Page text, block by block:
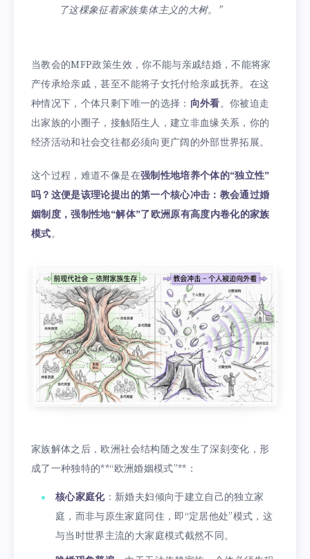
了这棵象征着家族集体主义的大树。”
当教会的MFP政策生效，你不能与亲戚结婚，不能将家
产传承给亲戚，甚至不能将子女托付给亲戚抚养。在这
种情况下，个体只剩下唯一的选择： 向外看。你被迫走
出家族的小圈子，接触陌生人，建立非血缘关系，你的
经济活动和社会交往都必须向更广阔的外部世界拓展。
这个过程，难道不像是在强制性地培养个体的“独立性”
吗？这便是该理论提出的第一个核心冲击：教会通过婚
姻制度，强制性地“解体”了欧洲原有高度内卷化的家族
模式。
家族解体之后，欧洲社会结构随之发生了深刻变化，形
成了一种独特的**“欧洲婚姻模式”**：
核心家庭化：新婚夫妇倾向于建立自己的独立家
庭，而非与原生家庭同住，即“定居他处”模式，这
与当时世界主流的大家庭模式截然不同。